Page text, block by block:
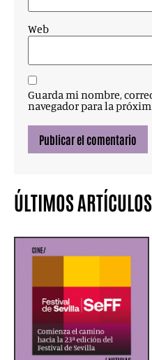
Web
Guarda mi nombre,
navegador para la
ÚLTIMOS ARTÍCULOS